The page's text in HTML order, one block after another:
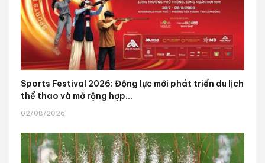
Sports Festival 2026: Động lực mới phát triển du lịch
thể thao và mở rộng hợp...
02/08/2026